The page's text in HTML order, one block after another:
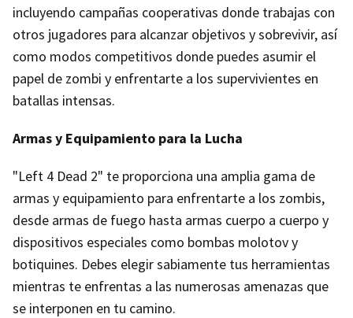
incluyendo campañas cooperativas donde trabajas con
otros jugadores para alcanzar objetivos y sobrevivir, así
como modos competitivos donde puedes asumir el
papel de zombi y enfrentarte a los supervivientes en
batallas intensas.
Armas y Equipamiento para la Lucha
"Left 4 Dead 2" te proporciona una amplia gama de
armas y equipamiento para enfrentarte a los zombis,
desde armas de fuego hasta armas cuerpo a cuerpo y
dispositivos especiales como bombas molotov y
botiquines. Debes elegir sabiamente tus herramientas
mientras te enfrentas a las numerosas amenazas que
se interponen en tu camino.